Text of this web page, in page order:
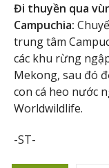
Đi thuyền qua
Campuchia:
trung tâm
các khu rừng
Mekong, sau đó
con cá heo nước
Worldwildlife.
-ST-